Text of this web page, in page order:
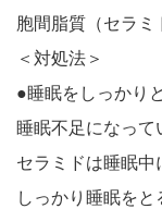
胞間脂質（セラミ
＜対処法＞
●睡眠をしっかり
睡眠不足になって
セラミドは睡眠中
しっかり睡眠をと